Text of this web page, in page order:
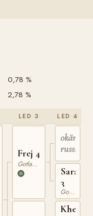
0,78 %
2,78 %
LED 3
Frej 4
Gotlandsruss
LED 4
okänd
Sara
3
Gotlandsruss